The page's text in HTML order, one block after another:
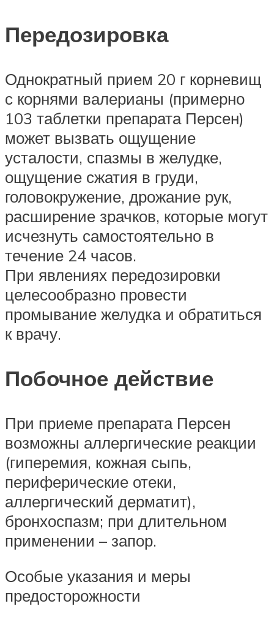
Передозировка
Однократный прием 20 г корневищ
с корнями валерианы (примерно
103 таблетки препарата Персен)
может вызвать ощущение
усталости, спазмы в желудке,
ощущение сжатия в груди,
головокружение, дрожание рук,
расширение зрачков, которые могут
исчезнуть самостоятельно в
течение 24 часов.
При явлениях передозировки
целесообразно провести
промывание желудка и обратиться
к врачу.
Побочное действие
При приеме препарата Персен
возможны аллергические реакции
(гиперемия, кожная сыпь,
периферические отеки,
аллергический дерматит),
бронхоспазм; при длительном
применении – запор.
Особые указания и меры
предосторожности